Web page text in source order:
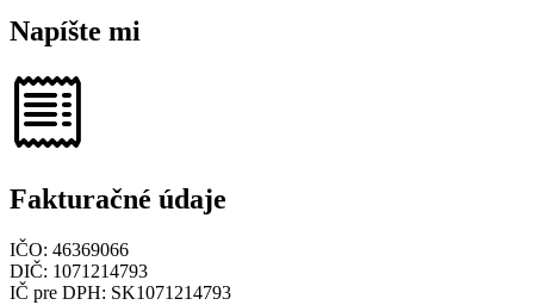
Napíšte mi
Fakturačné údaje
IČO: 46369066
DIČ: 1071214793
IČ pre DPH: SK1071214793